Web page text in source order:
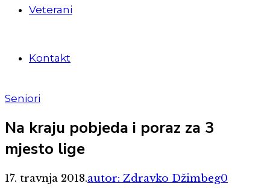
Veterani
Kontakt
Seniori
Na kraju pobjeda i poraz za 3
mjesto lige
17. travnja 2018.autor: Zdravko Džimbeg0